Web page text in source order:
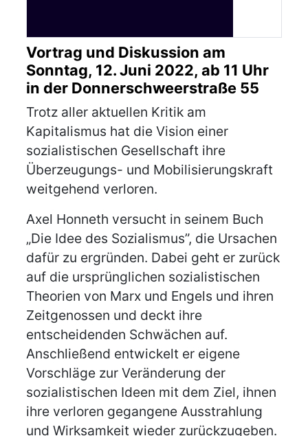
Vortrag und Diskussion am
Sonntag, 12. Juni 2022, ab 11 Uhr
in der Donnerschweerstraße 55
Trotz aller aktuellen Kritik am
Kapitalismus hat die Vision einer
sozialistischen Gesellschaft ihre
Überzeugungs- und Mobilisierungskraft
weitgehend verloren.
Axel Honneth versucht in seinem Buch
„Die Idee des Sozialismus”, die Ursachen
dafür zu ergründen. Dabei geht er zurück
auf die ursprünglichen sozialistischen
Theorien von Marx und Engels und ihren
Zeitgenossen und deckt ihre
entscheidenden Schwächen auf.
Anschließend entwickelt er eigene
Vorschläge zur Veränderung der
sozialistischen Ideen mit dem Ziel, ihnen
ihre verloren gegangene Ausstrahlung
und Wirksamkeit wieder zurückzugeben.